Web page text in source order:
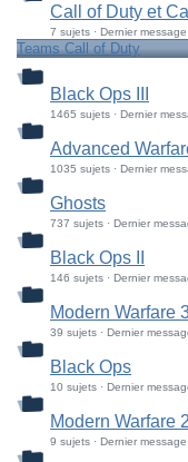
Call of Duty et
7 sujets · Dernier
Teams Call of Duty
Black Ops III
1465 sujets · Dernier
Advanced
1035 sujets · Dernier
Ghosts
737 sujets · Dernier
Black Ops II
146 sujets · Dernier
Modern Warfare
39 sujets · Dernier
Black Ops
10 sujets · Dernier
Modern Warfare 2
9 sujets · Dernier